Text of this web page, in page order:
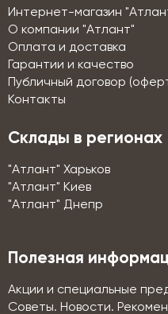
Интернет-магазин
О компании "Атлант"
Оплата и доставка
Гарантии и качество
Публичный договор
Контакты
Склады в регионах
"Атлант" Харьков
"Атлант" Киев
"Атлант" Днепр
Полезная
Акции и специальные
Советы. Новости.